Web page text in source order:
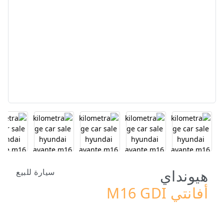
هيونداي سيارة للبيع
أفانتي M16 GDI